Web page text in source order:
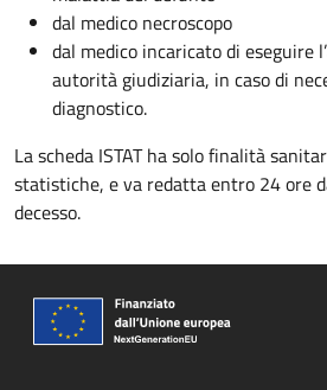
dal medico necroscopo
dal medico incaricato di eseguire
autorità giudiziaria, in caso di
diagnostico.
La scheda ISTAT ha solo finalità
statistiche, e va redatta entro 24 ore
decesso.